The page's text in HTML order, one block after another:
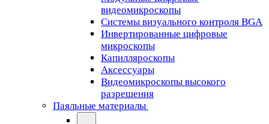
видеомикроскопы
Cистемы визуального контроля BGA
Инвертированные цифровые
микроскопы
Капилляроскопы
Аксессуары
Видеомикроскопы высокого
разрешения
Паяльные материалы